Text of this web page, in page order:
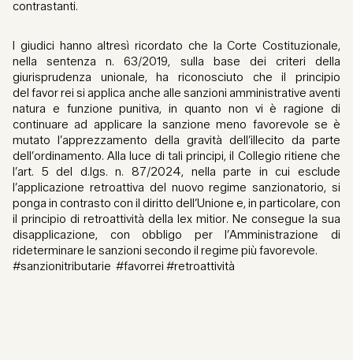
contrastanti.
I giudici hanno altresì ricordato che la Corte Costituzionale,
nella sentenza n. 63/2019, sulla base dei criteri della
giurisprudenza unionale, ha riconosciuto che il principio
del favor rei si applica anche alle sanzioni amministrative aventi
natura e funzione punitiva, in quanto non vi è ragione di
continuare ad applicare la sanzione meno favorevole se è
mutato l’apprezzamento della gravità dell’illecito da parte
dell’ordinamento. Alla luce di tali principi, il Collegio ritiene che
l’art. 5 del d.lgs. n. 87/2024, nella parte in cui esclude
l’applicazione retroattiva del nuovo regime sanzionatorio, si
ponga in contrasto con il diritto dell’Unione e, in particolare, con
il principio di retroattività della lex mitior. Ne consegue la sua
disapplicazione, con obbligo per l’Amministrazione di
rideterminare le sanzioni secondo il regime più favorevole.
#sanzionitributarie #favorrei #retroattività